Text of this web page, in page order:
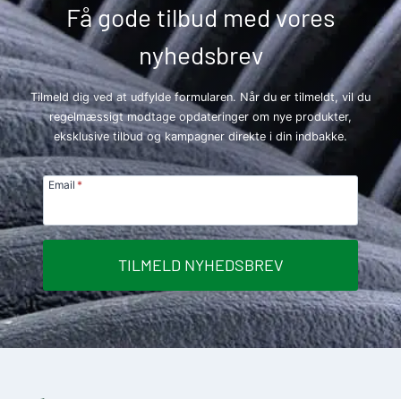
Få gode tilbud med vores
nyhedsbrev
Tilmeld dig ved at udfylde formularen. Når du er tilmeldt, vil du
regelmæssigt modtage opdateringer om nye produkter,
eksklusive tilbud og kampagner direkte i din indbakke.
Email *
TILMELD NYHEDSBREV